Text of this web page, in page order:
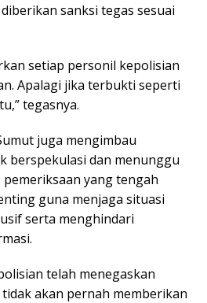
sanksi tegas sesuai
setiap personil kepolisian
Apalagi jika terbukti seperti
tegasnya.
juga mengimbau
berspekulasi dan menunggu
yang tengah
guna menjaga situasi
serta menghindari
telah menegaskan
akan pernah memberikan